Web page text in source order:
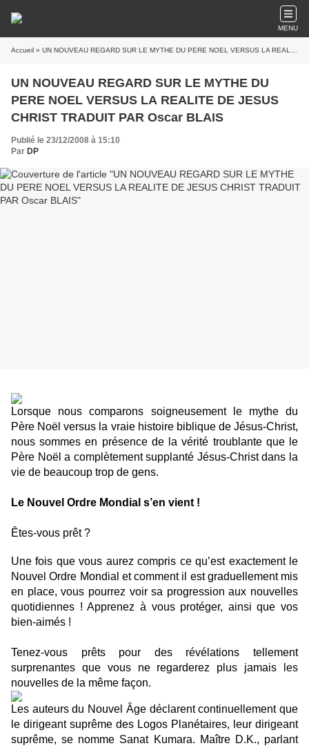
MENU
Accueil » UN NOUVEAU REGARD SUR LE MYTHE DU PERE NOEL VERSUS LA REALITE DE JESUS CHRIST TRADUIT PAR Oscar BLAIS
UN NOUVEAU REGARD SUR LE MYTHE DU
PERE NOEL VERSUS LA REALITE DE JESUS
CHRIST TRADUIT PAR Oscar BLAIS
Publié le 23/12/2008 à 15:10
Par DP
Lorsque nous comparons soigneusement le mythe du
Père Noël versus la vraie histoire biblique de Jésus-Christ,
nous sommes en présence de la vérité troublante que le
Père Noël a complètement supplanté Jésus-Christ dans la
vie de beaucoup trop de gens.
Le Nouvel Ordre Mondial s’en vient !
Êtes-vous prêt ?
Une fois que vous aurez compris ce qu’est exactement le
Nouvel Ordre Mondial et comment il est graduellement mis
en place, vous pourrez voir sa progression aux nouvelles
quotidiennes ! Apprenez à vous protéger, ainsi que vos
bien-aimés !
Tenez-vous prêts pour des révélations tellement
surprenantes que vous ne regarderez plus jamais les
nouvelles de la même façon.
Les auteurs du Nouvel Âge déclarent continuellement que
le dirigeant suprême des Logos Planétaires, leur dirigeant
suprême, se nomme Sanat Kumara. Maître D.K., parlant